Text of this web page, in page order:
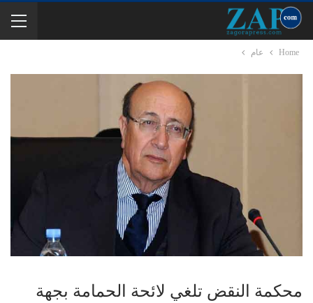
Home عام
محكمة النقض تلغي لائحة الحمامة بجهة